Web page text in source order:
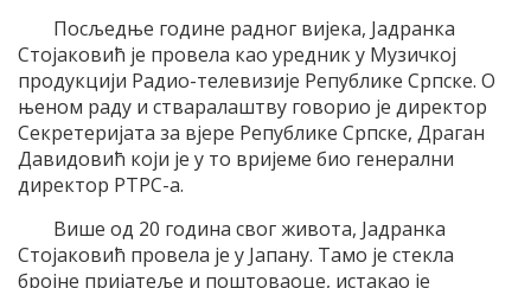
Посљедње године радног вијека, Јадранка
Стојаковић је провела као уредник у Музичкој
продукцији Радио-телевизије Републике Српске. О
њеном раду и стваралаштву говорио је директор
Секретеријата за вјере Републике Српске, Драган
Давидовић који је у то вријеме био генерални
директор РТРС-а.
Више од 20 година свог живота, Јадранка
Стојаковић провела је у Јапану. Тамо је стекла
бројне пријатеље и поштоваоце, истакао је